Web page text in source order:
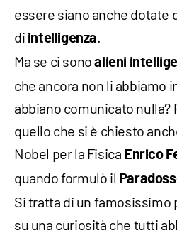
essere siano anche dotate
di intelligenza.
Ma se ci sonoalieni
che ancora non li abbiamo
abbiano comunicato nulla?
quello che si è chiesto
Nobel per la Fisica Enrico
quando formulò il
Si tratta di un famosissimo
su una curiosità che tutti